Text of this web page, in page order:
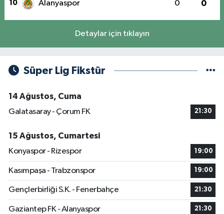
10 Alanyaspor 0 0
Detaylar için tıklayın
Süper Lig Fikstür
14 Ağustos, Cuma
Galatasaray - Çorum FK
21:30
15 Ağustos, Cumartesi
Konyaspor - Rizespor
19:00
Kasımpaşa - Trabzonspor 19:00
Gençlerbirliği S.K. - Fenerbahçe 21:30
Gaziantep FK - Alanyaspor 21:30